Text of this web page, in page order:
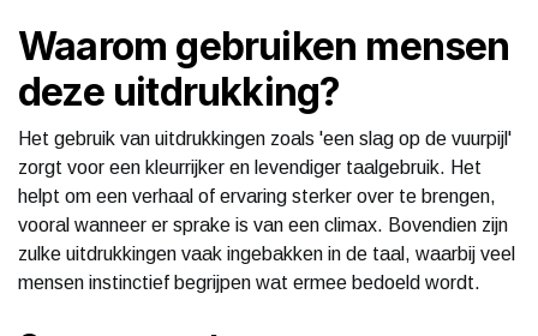
Waarom gebruiken mensen
deze uitdrukking?
Het gebruik van uitdrukkingen zoals 'een slag op de vuurpijl'
zorgt voor een kleurrijker en levendiger taalgebruik. Het
helpt om een verhaal of ervaring sterker over te brengen,
vooral wanneer er sprake is van een climax. Bovendien zijn
zulke uitdrukkingen vaak ingebakken in de taal, waarbij veel
mensen instinctief begrijpen wat ermee bedoeld wordt.